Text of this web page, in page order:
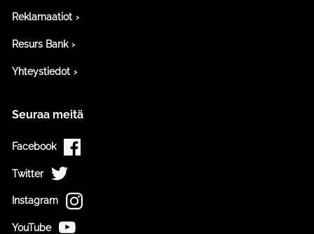
Reklamaatiot
Resurs Bank
Yhteystiedot
Seuraa meitä
Facebook
Twitter
Instagram
YouTube